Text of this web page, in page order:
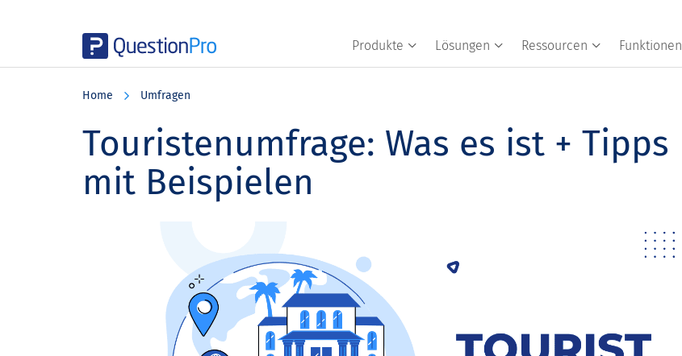
Produkte Lösungen Ressourcen Funktionen
Home Umfragen
Touristenumfrage: Was es ist + Tipps
mit Beispielen